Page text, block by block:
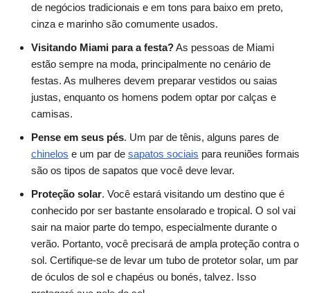
de negócios tradicionais e em tons para baixo em preto,
cinza e marinho são comumente usados.
Visitando Miami para a festa?As pessoas de Miami
estão sempre na moda, principalmente no cenário de
festas. As mulheres devem preparar vestidos ou saias
justas, enquanto os homens podem optar por calças e
camisas.
Pense em seus pés. Um par de tênis, alguns pares de
chinelos e um par de sapatos sociais para reuniões formais
são os tipos de sapatos que você deve levar.
Proteção solar. Você estará visitando um destino que é
conhecido por ser bastante ensolarado e tropical. O sol vai
sair na maior parte do tempo, especialmente durante o
verão. Portanto, você precisará de ampla proteção contra o
sol. Certifique-se de levar um tubo de protetor solar, um par
de óculos de sol e chapéus ou bonés, talvez. Isso